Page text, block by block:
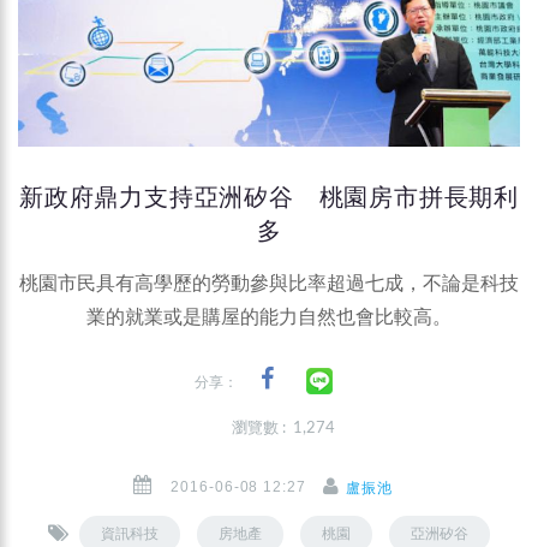
新政府鼎力支持亞洲矽谷 桃園房市拼長期利
多
桃園市民具有高學歷的勞動參與比率超過七成，不論是科技
業的就業或是購屋的能力自然也會比較高。
分享：
瀏覽數 : 1,274
2016-06-08 12:27 盧振池
資訊科技 房地產 桃園 亞洲矽谷